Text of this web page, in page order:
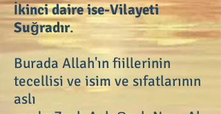
İkinci daire ise-Vilayeti
Suğradır.
Burada Allah'ın fiillerinin
tecellisi ve isim ve sıfatlarının
aslı